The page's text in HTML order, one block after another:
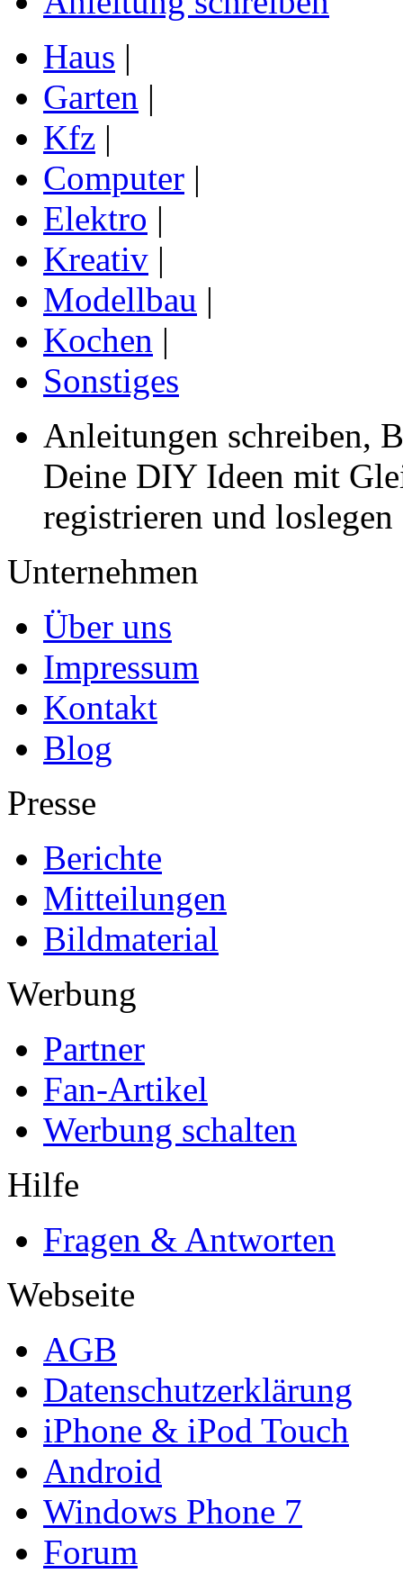
Haus |
Garten |
Kfz |
Computer |
Elektro |
Kreativ |
Modellbau |
Kochen |
Sonstiges
Anleitungen schreiben,
Deine DIY Ideen mit
registrieren und loslegen
Unternehmen
Über uns
Impressum
Kontakt
Blog
Presse
Berichte
Mitteilungen
Bildmaterial
Werbung
Partner
Fan-Artikel
Werbung schalten
Hilfe
Fragen & Antworten
Webseite
AGB
Datenschutzerklärung
iPhone & iPod Touch
Android
Windows Phone 7
Forum